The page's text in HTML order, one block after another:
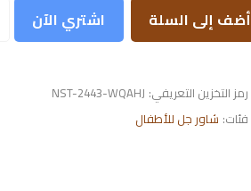
أضف إلى السلة اشتري الآن
رمز التخزين التعريفي: NST-2443-WQAHJ
فئات: شاور جل للأطفال